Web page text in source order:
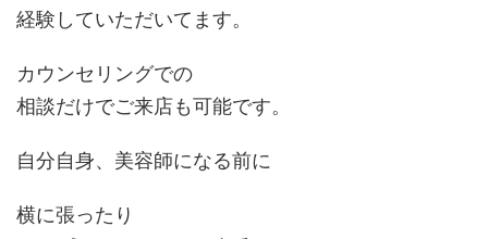
経験していただいてます。
カウンセリングでの
相談だけでご来店も可能です。
自分自身、美容師になる前に
横に張ったり